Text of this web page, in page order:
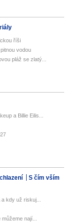
říši
vodou
pláž se zlatý...
a Billie Eilis...
S čím vším
kdy už riskuj...
nají...